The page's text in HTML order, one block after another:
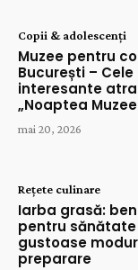
Copii & adolescenți
Muzee pentru
București –
interesante
„Noaptea
mai 20, 2026
Rețete culinare
Iarba grasă:
pentru
gustoase
preparare